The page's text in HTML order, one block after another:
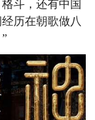
斗，还有中国
历在朝歌做八